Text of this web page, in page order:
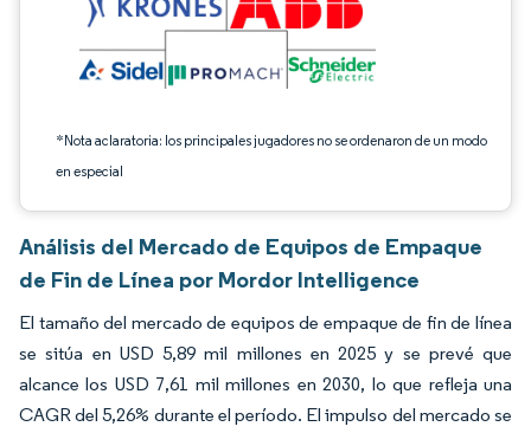
*Nota aclaratoria: los principales jugadores no se ordenaron de un modo
en especial
Análisis del Mercado de Equipos de Empaque
de Fin de Línea por Mordor Intelligence
El tamaño del mercado de equipos de empaque de fin de línea
se sitúa en USD 5,89 mil millones en 2025 y se prevé que
alcance los USD 7,61 mil millones en 2030, lo que refleja una
CAGR del 5,26% durante el período. El impulso del mercado se